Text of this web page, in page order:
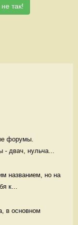
так!
форумы.
двач, нульча...
названием, но на
к...
в основном